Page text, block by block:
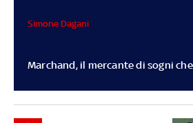
Marchand, il mercante di sogni
Simone Dagani